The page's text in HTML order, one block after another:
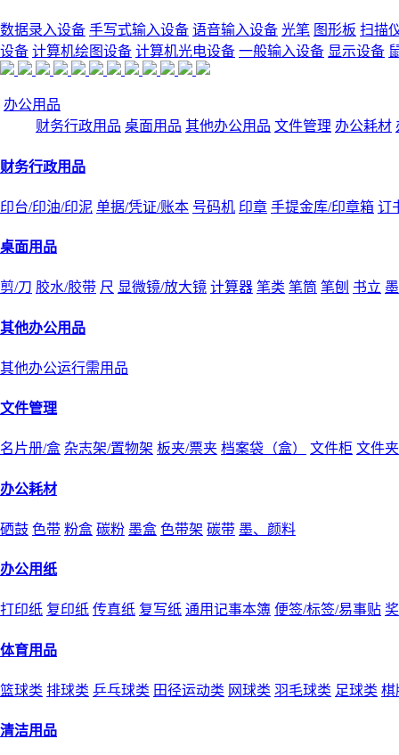
数据录入设备 手写式输入设备 语音输入设备 光笔 图形板 扫描
设备 计算机绘图设备 计算机光电设备 一般输入设备 显示设备
办公用品
财务行政用品 桌面用品 其他办公用品 文件管理 办公耗材
财务行政用品
印台/印油/印泥 单据/凭证/账本 号码机 印章 手提金库/印章箱 订
桌面用品
剪/刀 胶水/胶带 尺 显微镜/放大镜 计算器 笔类 笔筒 笔刨 书立
其他办公用品
其他办公运行需用品
文件管理
名片册/盒 杂志架/置物架 板夹/票夹 档案袋（盒） 文件柜 文件
办公耗材
硒鼓 色带 粉盒 碳粉 墨盒 色带架 碳带 墨、颜料
办公用纸
打印纸 复印纸 传真纸 复写纸 通用记事本簿 便签/标签/易事贴
体育用品
篮球类 排球类 乒乓球类 田径运动类 网球类 羽毛球类 足球类 棋
清洁用品